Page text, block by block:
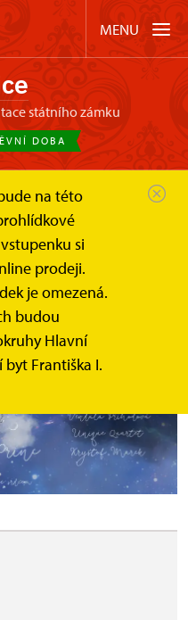
MENU
státního zámku
DOBA
na této
si
prodeji.
je omezená.
budou
Hlavní
Františka I.
– Recitál na dvoře...
na dvoře